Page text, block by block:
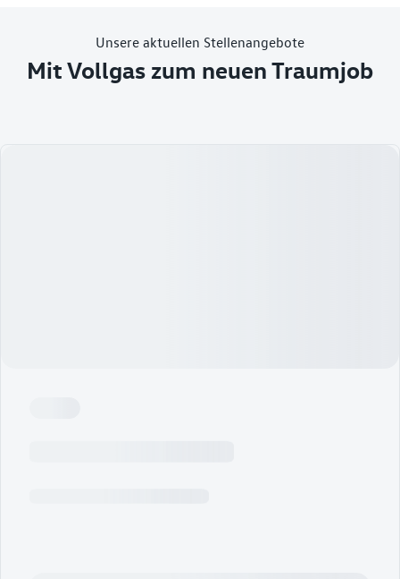
Unsere aktuellen Stellenangebote
Mit Vollgas zum neuen Traumjob